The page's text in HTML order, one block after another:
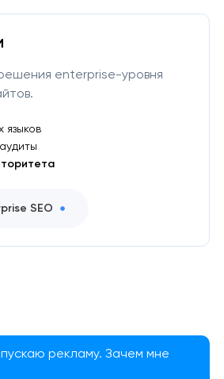
enterprise-уровня
языков
SEO
рекламу. Зачем мне